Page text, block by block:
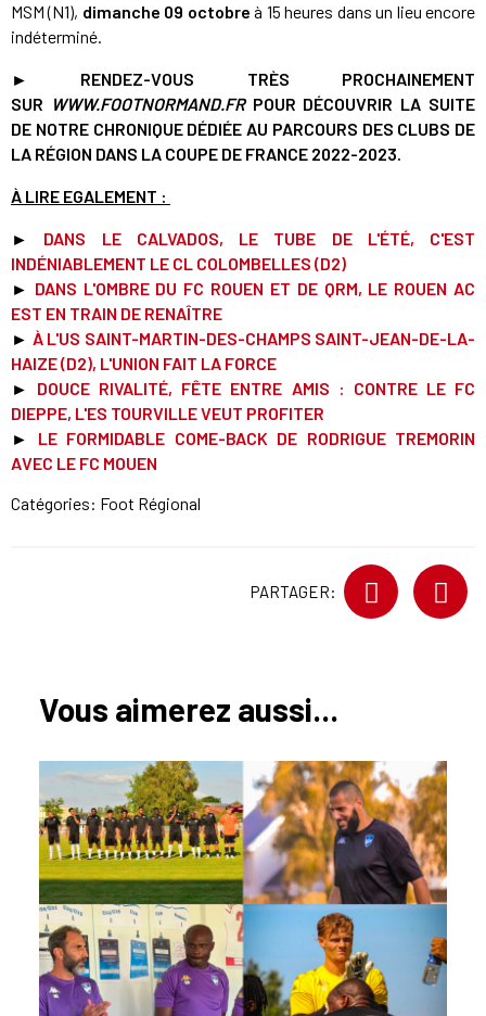
MSM (N1), dimanche 09 octobre à 15 heures dans un lieu encore
indéterminé.
► RENDEZ-VOUS TRÈS PROCHAINEMENT
SUR WWW.FOOTNORMAND.FRPOUR DÉCOUVRIR LA SUITE
DE NOTRE CHRONIQUE DÉDIÉE AU PARCOURS DES CLUBS DE
LA RÉGION DANS LA COUPE DE FRANCE 2022-2023.
À LIRE EGALEMENT :
► DANS LE CALVADOS, LE TUBE DE L'ÉTÉ, C'EST
INDÉNIABLEMENT LE CL COLOMBELLES (D2)
► DANS L'OMBRE DU FC ROUEN ET DE QRM, LE ROUEN AC
EST EN TRAIN DE RENAÎTRE
► À L'US SAINT-MARTIN-DES-CHAMPS SAINT-JEAN-DE-LA-
HAIZE (D2), L'UNION FAIT LA FORCE
► DOUCE RIVALITÉ, FÊTE ENTRE AMIS : CONTRE LE FC
DIEPPE, L'ES TOURVILLE VEUT PROFITER
► LE FORMIDABLE COME-BACK DE RODRIGUE TREMORIN
AVEC LE FC MOUEN
Catégories: Foot Régional
PARTAGER:
Vous aimerez aussi...